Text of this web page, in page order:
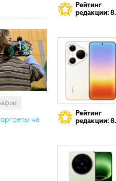
на
Рейтинг
редакции:
Рейтинг
редакции: